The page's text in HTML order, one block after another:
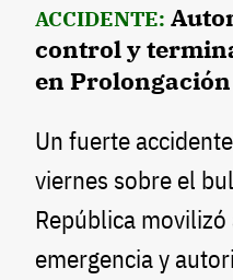
ACCIDENTE:
control y
en
Un fuerte
viernes sobre el
República
emergencia y